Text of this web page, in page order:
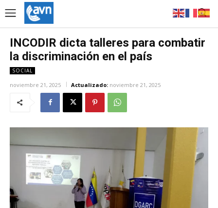
INCODIR dicta talleres para combatir
la discriminación en el país
SOCIAL
noviembre 21, 2025 Actualizado: noviembre 21, 2025